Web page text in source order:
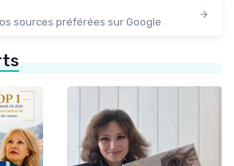
sources préférées sur Google